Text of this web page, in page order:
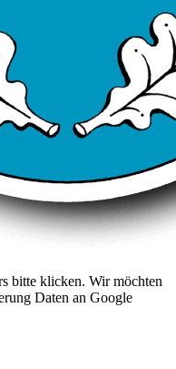
bitte klicken. Wir möchten
Daten an Google